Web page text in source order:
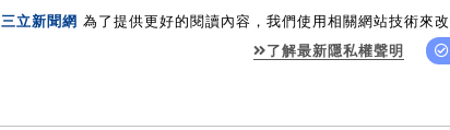
三立新聞網 為了提供更好的閱讀內容，我們使用相關網站技術來
了解最新隱私權聲明